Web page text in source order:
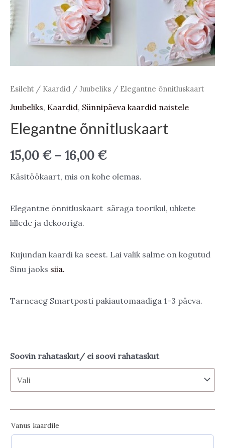
Esileht / Kaardid / Juubeliks / Elegantne õnnitluskaart
Juubeliks, Kaardid, Sünnipäeva kaardid naistele
Elegantne õnnitluskaart
15,00€ – 16,00€Price
range:
Käsitöökaart, mis on kohe olemas.
Elegantne õnnitluskaart säraga toorikul, uhkete
lillede ja dekooriga.
Kujundan kaardi ka seest. Lai valik salme on kogutud
Sinu jaoks siia.
Tarneaeg Smartposti pakiautomaadiga 1-3 päeva.
Soovin rahataskut/ ei soovi rahataskut
Vanus kaardile